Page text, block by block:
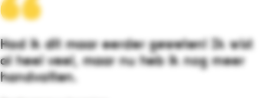
Had ik dit maar eerder geweten! Ik wist
al heel veel, maar nu heb ik nog meer
handvatten.